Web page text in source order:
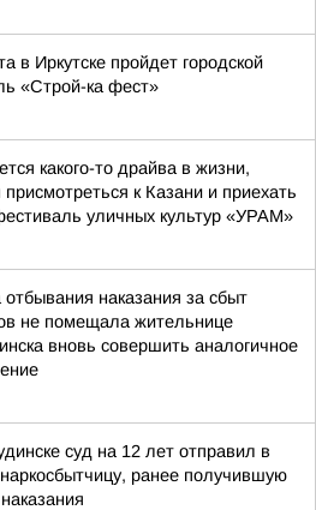
в Иркутске пройдет городской
«Строй-ка фест»
какого-то драйва в жизни,
присмотреться к Казани и приехать
уличных культур «УРАМ»
отбывания наказания за сбыт
не помещала жительнице
вновь совершить аналогичное
суд на 12 лет отправил в
ранее получившую